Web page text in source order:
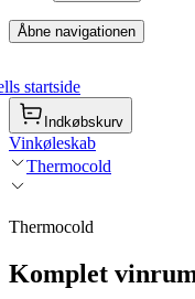
Åbne navigationen
startside
Indkøbskurv
Vinkøleskab
Thermocold
Thermocold
Komplet